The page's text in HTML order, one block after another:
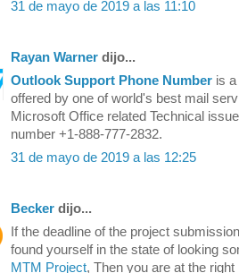
31 de mayo de 2019 a las 11:10
Rayan Warner dijo...
Outlook Support Phone Number is
offered by one of world's best mail
Microsoft Office related Technical
number +1-888-777-2832.
31 de mayo de 2019 a las 12:25
Becker dijo...
If the deadline of the project
found yourself in the state of looking
MTM Project, Then you are at the